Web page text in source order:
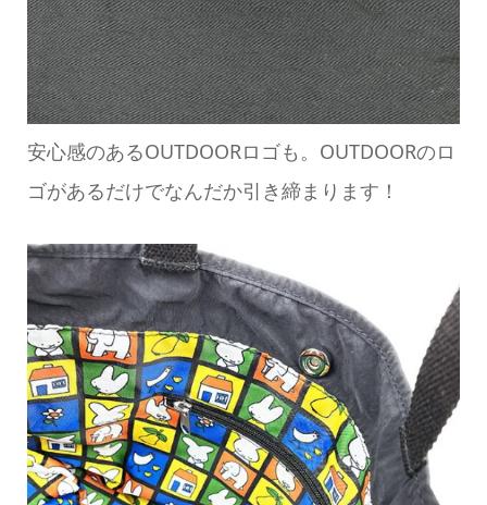
安心感のあるOUTDOORロゴも。OUTDOORのロ
ゴがあるだけでなんだか引き締まります！